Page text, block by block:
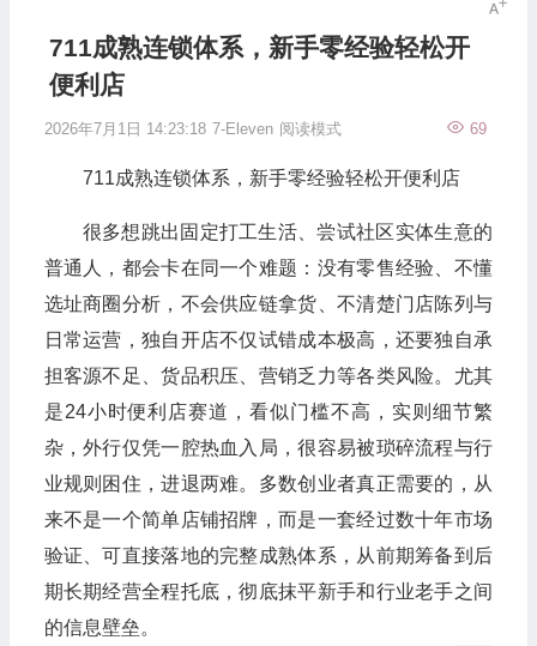
711成熟连锁体系，新手零经验轻松开
便利店
2026年7月1日 14:23:18 7-Eleven 69
阅读模式
711成熟连锁体系，新手零经验轻松开便利店
很多想跳出固定打工生活、尝试社区实体生意的
普通人，都会卡在同一个难题：没有零售经验、不懂
选址商圈分析，不会供应链拿货、不清楚门店陈列与
日常运营，独自开店不仅试错成本极高，还要独自承
担客源不足、货品积压、营销乏力等各类风险。尤其
是24小时便利店赛道，看似门槛不高，实则细节繁
杂，外行仅凭一腔热血入局，很容易被琐碎流程与行
业规则困住，进退两难。多数创业者真正需要的，从
来不是一个简单店铺招牌，而是一套经过数十年市场
验证、可直接落地的完整成熟体系，从前期筹备到后
期长期经营全程托底，彻底抹平新手和行业老手之间
的信息壁垒。